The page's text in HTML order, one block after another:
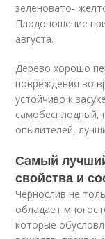
зеленовато-
Плодоношение
августа.
Дерево хорошо
повреждения во
устойчиво к
самобесплодный,
опылителей,
Самый
свойства и
Чернослив не
обладает
которые